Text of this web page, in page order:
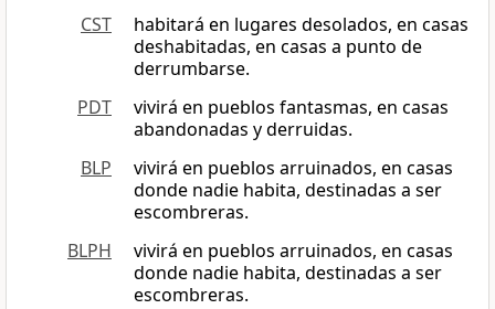
CST
habitará en lugares desolados, en casas
deshabitadas, en casas a punto de
derrumbarse.
PDT
vivirá en pueblos fantasmas, en casas
abandonadas y derruidas.
BLP
vivirá en pueblos arruinados, en casas
donde nadie habita, destinadas a ser
escombreras.
BLPH
vivirá en pueblos arruinados, en casas
donde nadie habita, destinadas a ser
escombreras.